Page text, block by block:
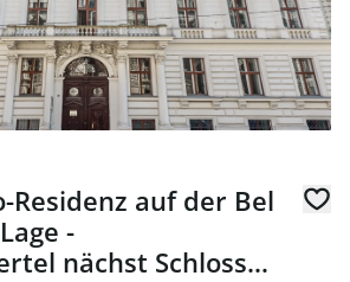
Residenz auf der Bel
-
nächst Schloss